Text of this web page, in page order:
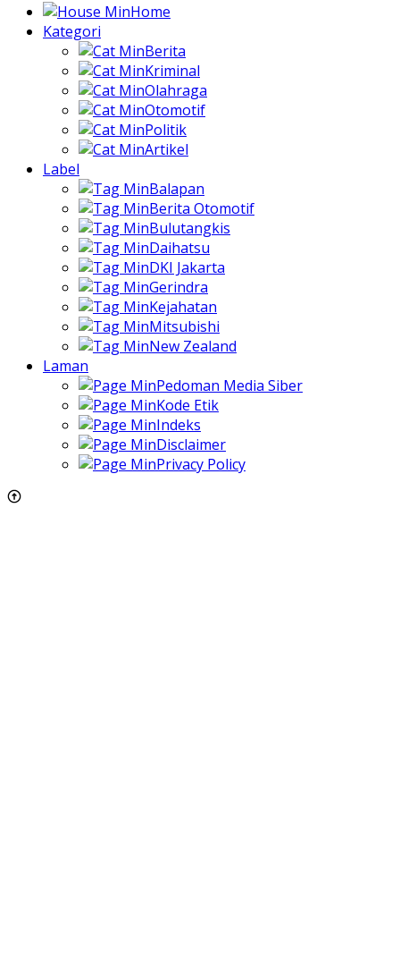
Home
Kategori
Berita
Kriminal
Olahraga
Otomotif
Politik
Artikel
Label
Balapan
Berita Otomotif
Bulutangkis
Daihatsu
DKI Jakarta
Gerindra
Kejahatan
Mitsubishi
New Zealand
Laman
Pedoman Media Siber
Kode Etik
Indeks
Disclaimer
Privacy Policy